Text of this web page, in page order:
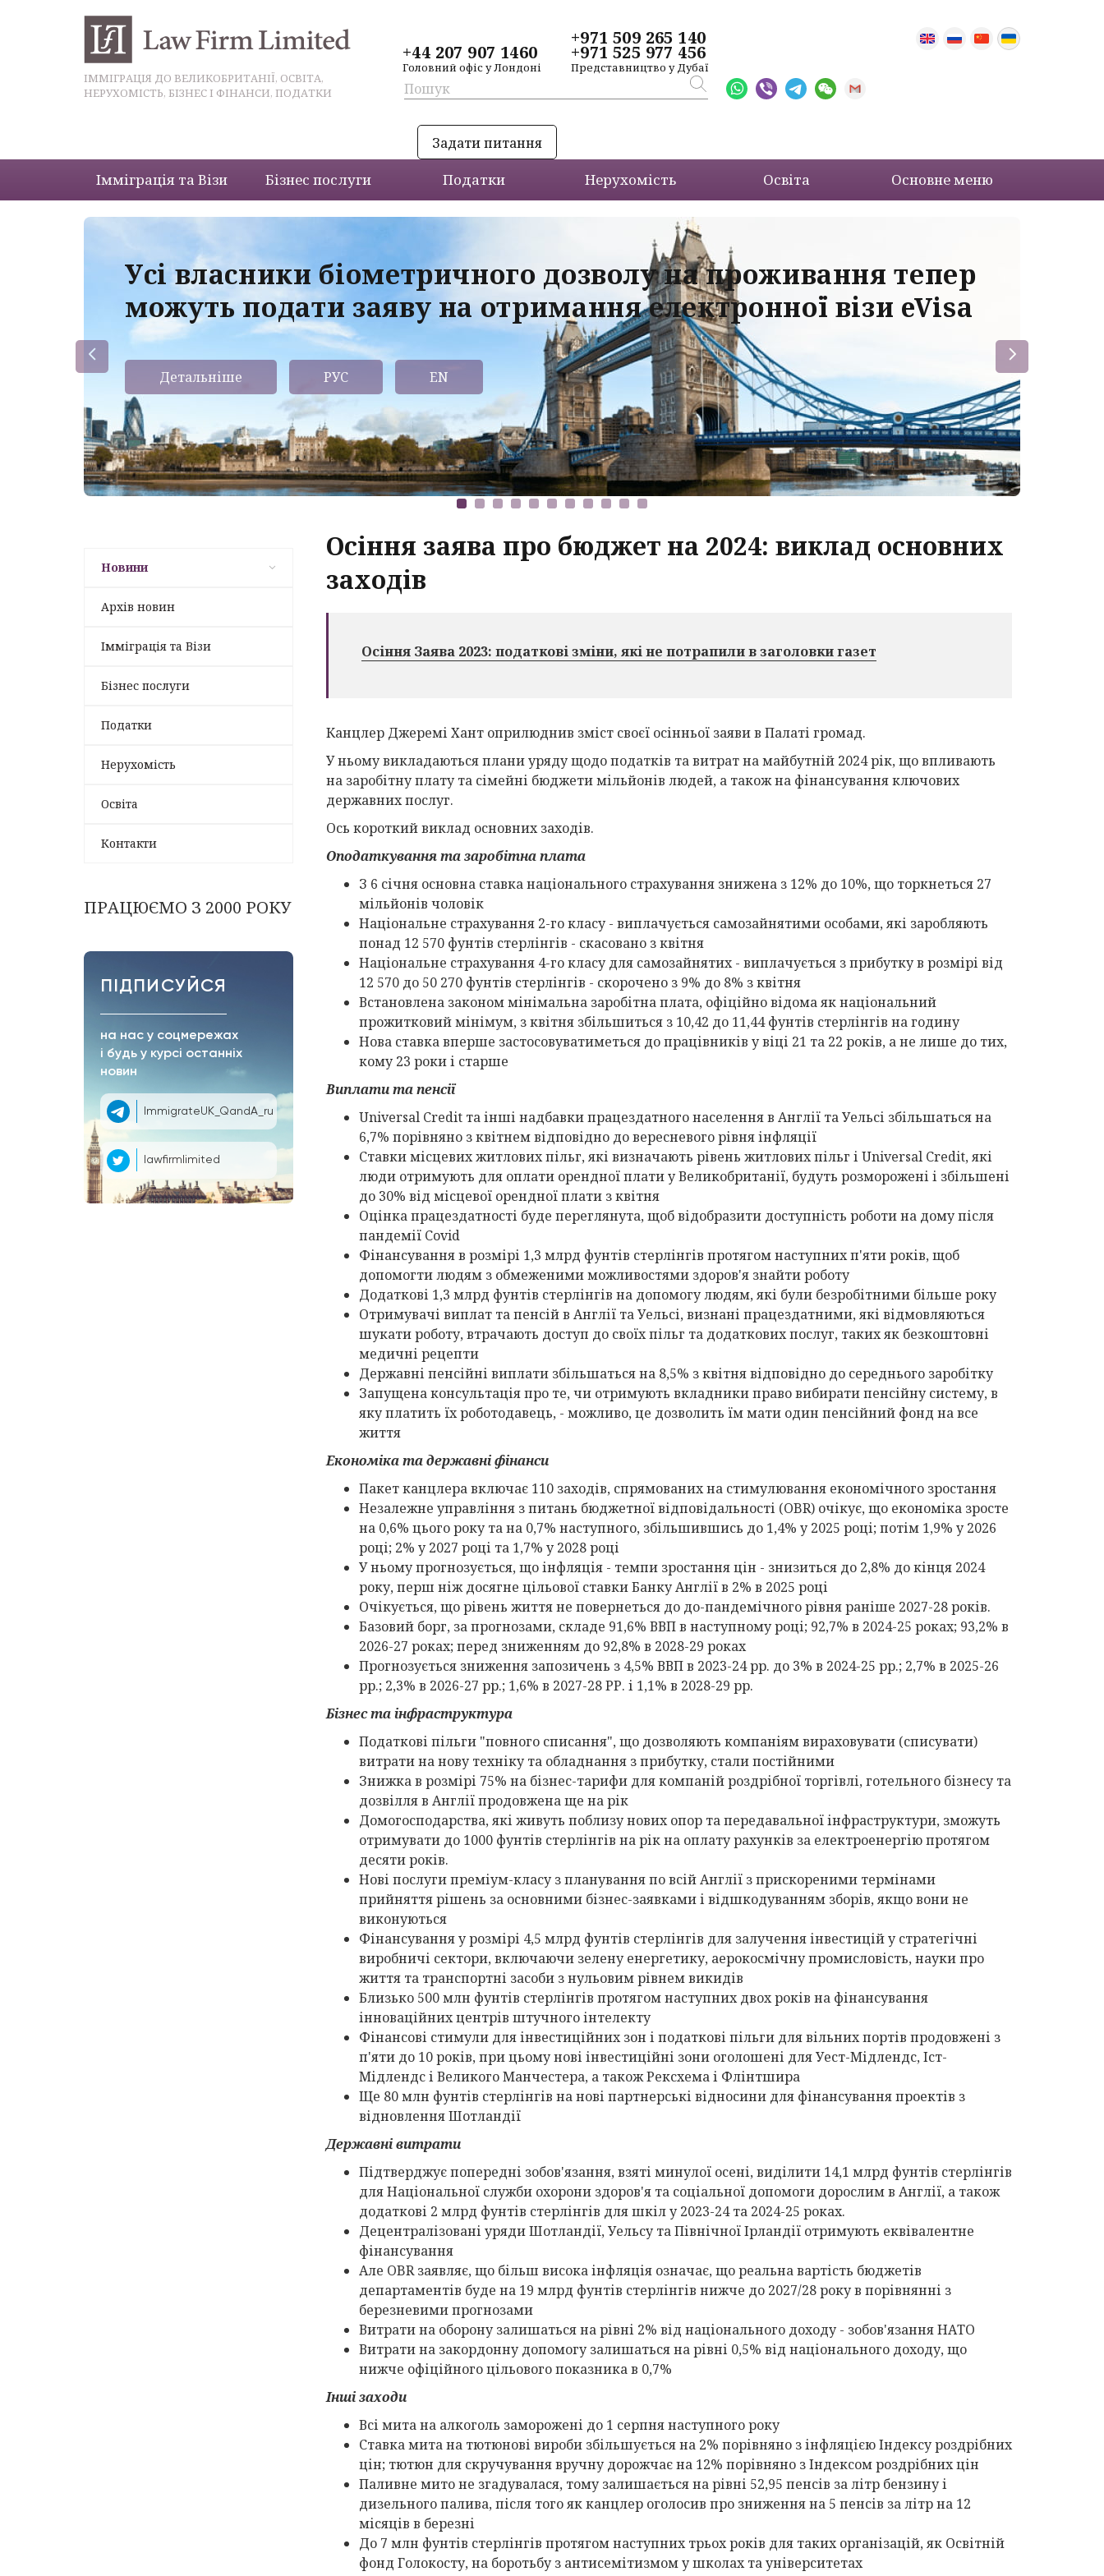
ІММІГРАЦІЯ ДО ВЕЛИКОБРИТАНІЇ, ОСВІТА,
НЕРУХОМІСТЬ, БІЗНЕС І ФІНАНСИ, ПОДАТКИ
+44 207 907 1460
Головний офіс у Лондоні
+971 509 265 140
+971 525 977 456
Представництво у Дубаї
Задати питання
Імміграція та Візи Бізнес послуги Податки Нерухомість Освіта Основне меню
Усі власники біометричного дозволу на проживання тепер
можуть подати заяву на отримання електронної візи eVisa
Детальніше РУС EN
Новини
Архів новин
Імміграція та Візи
Бізнес послуги
Податки
Нерухомість
Освіта
Контакти
ПРАЦЮЄМО З 2000 РОКУ
ПІДПИСУЙСЯ
на нас у соцмережах
і будь у курсі останніх
новин
ImmigrateUK_QandA_ru
lawfirmlimited
Осіння заява про бюджет на 2024: виклад основних
заходів
Осіння Заява 2023: податкові зміни, які не потрапили в заголовки газет
Канцлер Джеремі Хант оприлюднив зміст своєї осінньої заяви в Палаті громад.
У ньому викладаються плани уряду щодо податків та витрат на майбутній 2024 рік, що впливають
на заробітну плату та сімейні бюджети мільйонів людей, а також на фінансування ключових
державних послуг.
Ось короткий виклад основних заходів.
Оподаткування та заробітна плата
З 6 січня основна ставка національного страхування знижена з 12% до 10%, що торкнеться 27
мільйонів чоловік
Національне страхування 2-го класу - виплачується самозайнятими особами, які заробляють
понад 12 570 фунтів стерлінгів - скасовано з квітня
Національне страхування 4-го класу для самозайнятих - виплачується з прибутку в розмірі від
12 570 до 50 270 фунтів стерлінгів - скорочено з 9% до 8% з квітня
Встановлена законом мінімальна заробітна плата, офіційно відома як національний
прожитковий мінімум, з квітня збільшиться з 10,42 до 11,44 фунтів стерлінгів на годину
Нова ставка вперше застосовуватиметься до працівників у віці 21 та 22 років, а не лише до тих,
кому 23 роки і старше
Виплати та пенсії
Universal Credit та інші надбавки працездатного населення в Англії та Уельсі збільшаться на
6,7% порівняно з квітнем відповідно до вересневого рівня інфляції
Ставки місцевих житлових пільг, які визначають рівень житлових пільг і Universal Credit, які
люди отримують для оплати орендної плати у Великобританії, будуть розморожені і збільшені
до 30% від місцевої орендної плати з квітня
Оцінка працездатності буде переглянута, щоб відобразити доступність роботи на дому після
пандемії Covid
Фінансування в розмірі 1,3 млрд фунтів стерлінгів протягом наступних п'яти років, щоб
допомогти людям з обмеженими можливостями здоров'я знайти роботу
Додаткові 1,3 млрд фунтів стерлінгів на допомогу людям, які були безробітними більше року
Отримувачі виплат та пенсій в Англії та Уельсі, визнані працездатними, які відмовляються
шукати роботу, втрачають доступ до своїх пільг та додаткових послуг, таких як безкоштовні
медичні рецепти
Державні пенсійні виплати збільшаться на 8,5% з квітня відповідно до середнього заробітку
Запущена консультація про те, чи отримують вкладники право вибирати пенсійну систему, в
яку платить їх роботодавець, - можливо, це дозволить їм мати один пенсійний фонд на все
життя
Економіка та державні фінанси
Пакет канцлера включає 110 заходів, спрямованих на стимулювання економічного зростання
Незалежне управління з питань бюджетної відповідальності (OBR) очікує, що економіка зросте
на 0,6% цього року та на 0,7% наступного, збільшившись до 1,4% у 2025 році; потім 1,9% у 2026
році; 2% у 2027 році та 1,7% у 2028 році
У ньому прогнозується, що інфляція - темпи зростання цін - знизиться до 2,8% до кінця 2024
року, перш ніж досягне цільової ставки Банку Англії в 2% в 2025 році
Очікується, що рівень життя не повернеться до до-пандемічного рівня раніше 2027-28 років.
Базовий борг, за прогнозами, складе 91,6% ВВП в наступному році; 92,7% в 2024-25 роках; 93,2% в
2026-27 роках; перед зниженням до 92,8% в 2028-29 роках
Прогнозується зниження запозичень з 4,5% ВВП в 2023-24 рр. до 3% в 2024-25 рр.; 2,7% в 2025-26
рр.; 2,3% в 2026-27 рр.; 1,6% в 2027-28 РР. і 1,1% в 2028-29 рр.
Бізнес та інфраструктура
Податкові пільги "повного списання", що дозволяють компаніям вираховувати (списувати)
витрати на нову техніку та обладнання з прибутку, стали постійними
Знижка в розмірі 75% на бізнес-тарифи для компаній роздрібної торгівлі, готельного бізнесу та
дозвілля в Англії продовжена ще на рік
Домогосподарства, які живуть поблизу нових опор та передавальної інфраструктури, зможуть
отримувати до 1000 фунтів стерлінгів на рік на оплату рахунків за електроенергію протягом
десяти років.
Нові послуги преміум-класу з планування по всій Англії з прискореними термінами
прийняття рішень за основними бізнес-заявками і відшкодуванням зборів, якщо вони не
виконуються
Фінансування у розмірі 4,5 млрд фунтів стерлінгів для залучення інвестицій у стратегічні
виробничі сектори, включаючи зелену енергетику, аерокосмічну промисловість, науки про
життя та транспортні засоби з нульовим рівнем викидів
Близько 500 млн фунтів стерлінгів протягом наступних двох років на фінансування
інноваційних центрів штучного інтелекту
Фінансові стимули для інвестиційних зон і податкові пільги для вільних портів продовжені з
п'яти до 10 років, при цьому нові інвестиційні зони оголошені для Уест-Мідлендс, Іст-
Мідлендс і Великого Манчестера, а також Рексхема і Флінтшира
Ще 80 млн фунтів стерлінгів на нові партнерські відносини для фінансування проектів з
відновлення Шотландії
Державні витрати
Підтверджує попередні зобов'язання, взяті минулої осені, виділити 14,1 млрд фунтів стерлінгів
для Національної служби охорони здоров'я та соціальної допомоги дорослим в Англії, а також
додаткові 2 млрд фунтів стерлінгів для шкіл у 2023-24 та 2024-25 роках.
Децентралізовані уряди Шотландії, Уельсу та Північної Ірландії отримують еквівалентне
фінансування
Але OBR заявляє, що більш висока інфляція означає, що реальна вартість бюджетів
департаментів буде на 19 млрд фунтів стерлінгів нижче до 2027/28 року в порівнянні з
березневими прогнозами
Витрати на оборону залишаться на рівні 2% від національного доходу - зобов'язання НАТО
Витрати на закордонну допомогу залишаться на рівні 0,5% від національного доходу, що
нижче офіційного цільового показника в 0,7%
Інші заходи
Всі мита на алкоголь заморожені до 1 серпня наступного року
Ставка мита на тютюнові вироби збільшується на 2% порівняно з інфляцією Індексу роздрібних
цін; тютюн для скручування вручну дорожчає на 12% порівняно з Індексом роздрібних цін
Паливне мито не згадувалася, тому залишається на рівні 52,95 пенсів за літр бензину і
дизельного палива, після того як канцлер оголосив про зниження на 5 пенсів за літр на 12
місяців в березні
До 7 млн фунтів стерлінгів протягом наступних трьох років для таких організацій, як Освітній
фонд Голокосту, на боротьбу з антисемітизмом у школах та університетах